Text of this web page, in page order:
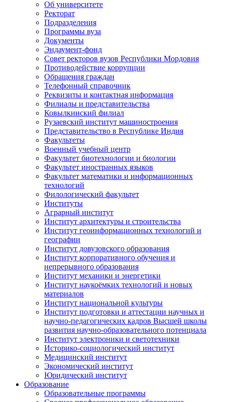
Об университете
Ректорат
Подразделения
Программы вуза
Документы
Эндаумент-фонд
Совет ректоров вузов Республики Мордовия
Противодействие коррупции
Обращения граждан
Телефонный справочник
Реквизиты и контактная информация
Филиалы и представительства
Ковылкинский филиал
Рузаевский институт машиностроения
Представительство в Республике Индия
Факультеты
Военный учебный центр
Факультет биотехнологии и биологии
Факультет иностранных языков
Факультет математики и информационных
технологий
Филологический факультет
Институты
Аграрный институт
Институт архитектуры и строительства
Институт геоинформационных технологий и
географии
Институт довузовского образования
Институт корпоративного обучения и
непрерывного образования
Институт механики и энергетики
Институт наукоёмких технологий и новых
материалов
Институт национальной культуры
Институт подготовки и аттестации научных и
научно-педагогических кадров Высшей школы
развития научно-образовательного потенциала
Институт электроники и светотехники
Историко-социологический институт
Медицинский институт
Экономический институт
Юридический институт
Образование
Образовательные программы